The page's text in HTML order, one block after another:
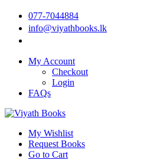
077-7044884
info@viyathbooks.lk
My Account
Checkout
Login
FAQs
My Wishlist
Request Books
Go to Cart